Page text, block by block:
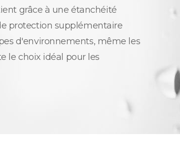
grâce à une étanchéité
protection supplémentaire
d'environnements, même les
le choix idéal pour les